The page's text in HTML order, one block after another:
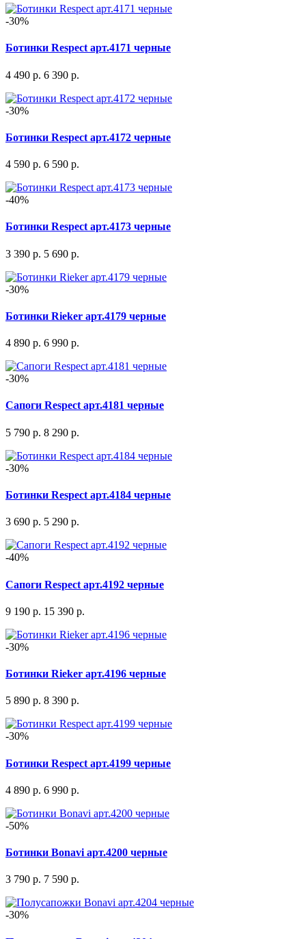
-30%
Ботинки Respect арт.4171 черные
4 490 р. 6 390 р.
-30%
Ботинки Respect арт.4172 черные
4 590 р. 6 590 р.
-40%
Ботинки Respect арт.4173 черные
3 390 р. 5 690 р.
-30%
Ботинки Rieker арт.4179 черные
4 890 р. 6 990 р.
-30%
Сапоги Respect арт.4181 черные
5 790 р. 8 290 р.
-30%
Ботинки Respect арт.4184 черные
3 690 р. 5 290 р.
-40%
Сапоги Respect арт.4192 черные
9 190 р. 15 390 р.
-30%
Ботинки Rieker арт.4196 черные
5 890 р. 8 390 р.
-30%
Ботинки Respect арт.4199 черные
4 890 р. 6 990 р.
-50%
Ботинки Bonavi арт.4200 черные
3 790 р. 7 590 р.
-30%